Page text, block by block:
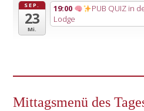
SEP.
23
Mi.
19:00 PUB QUIZ in
Lodge
Mittagsmenü des